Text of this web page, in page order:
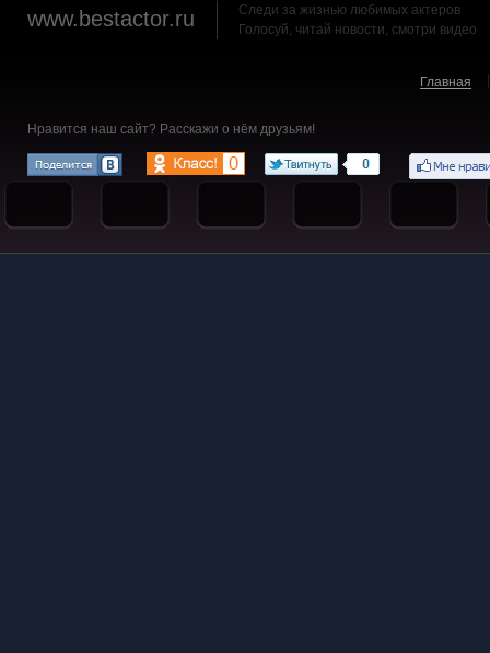
www.bestactor.ru
Следи за жизнью любимых актеров
Голосуй, читай новости, смотри видео
Главная
Нравится наш сайт? Расскажи о нём друзьям!